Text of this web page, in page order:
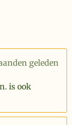
geleden
is ook